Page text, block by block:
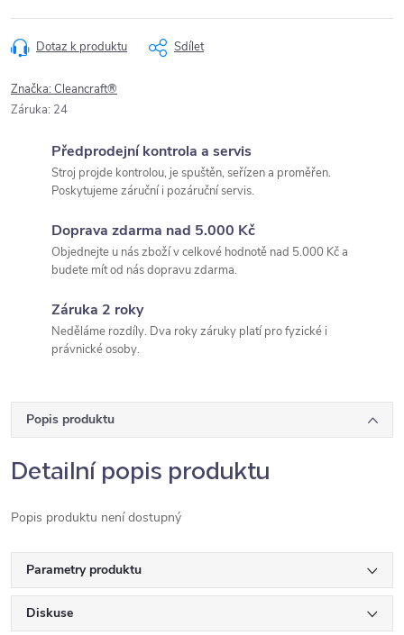
Dotaz k produktu Sdílet
Značka:Cleancraft®
Záruka: 24
Předprodejní kontrola a servis
Stroj projde kontrolou, je spuštěn, seřízen a proměřen.
Poskytujeme záruční i pozáruční servis.
Doprava zdarma nad 5.000 Kč
Objednejte u nás zboží v celkové hodnotě nad 5.000 Kč a
budete mít od nás dopravu zdarma.
Záruka 2 roky
Neděláme rozdíly. Dva roky záruky platí pro fyzické i
právnické osoby.
Popis produktu
Detailní popis produktu
Popis produktu není dostupný
Parametry produktu
Diskuse